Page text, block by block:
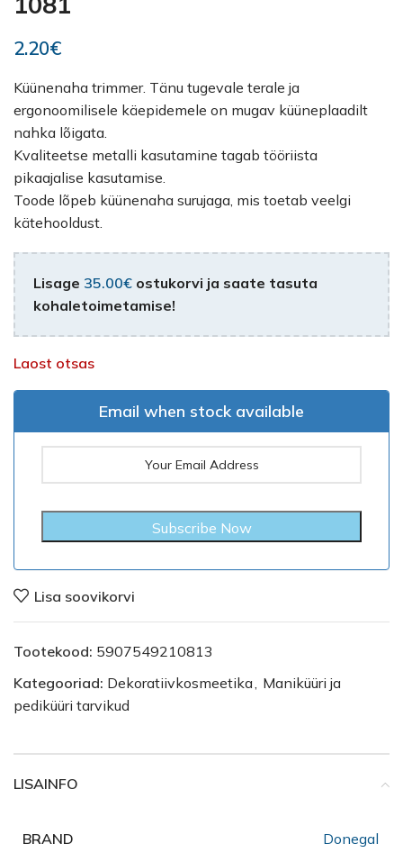
2.20€
Küünenaha trimmer. Tänu tugevale terale ja
ergonoomilisele käepidemele on mugav küüneplaadilt
nahka lõigata.
Kvaliteetse metalli kasutamine tagab tööriista
pikaajalise kasutamise.
Toode lõpeb küünenaha surujaga, mis toetab veelgi
kätehooldust.
Lisage 35.00€ ostukorvi ja saate tasuta
kohaletoimetamise!
Laost otsas
Email when stock available
Lisa soovikorvi
Tootekood: 5907549210813
Kategooriad: Dekoratiivkosmeetika, Maniküüri ja
pediküüri tarvikud
LISAINFO
BRAND Donegal